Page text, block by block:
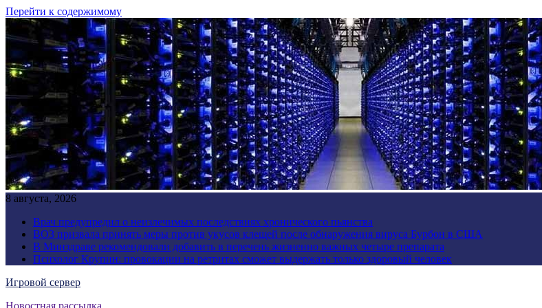
Перейти к содержимому
8 августа, 2026
Врач предупредил о неизлечимых последствиях хронического пьянства
ВОЗ призвала принять меры против укусов клещей после обнаружения вируса Бурбон в США
В Минздраве рекомендовали добавить в перечень жизненно важных четыре препарата
Психолог Крупин: провокации на ретритах сможет выдержать только здоровый человек
Игровой сервер
Новостная рассылка